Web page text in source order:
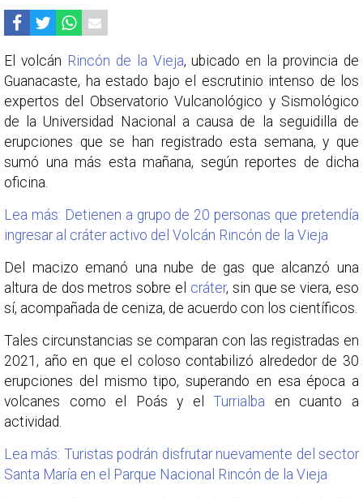
El volcán Rincón de la Vieja, ubicado en la provincia de
Guanacaste, ha estado bajo el escrutinio intenso de los
expertos del Observatorio Vulcanológico y Sismológico
de la Universidad Nacional a causa de la seguidilla de
erupciones que se han registrado esta semana, y que
sumó una más esta mañana, según reportes de dicha
oficina.
Lea más: Detienen a grupo de 20 personas que pretendía
ingresar al cráter activo del Volcán Rincón de la Vieja
Del macizo emanó una nube de gas que alcanzó una
altura de dos metros sobre el cráter, sin que se viera, eso
sí, acompañada de ceniza, de acuerdo con los científicos.
Tales circunstancias se comparan con las registradas en
2021, año en que el coloso contabilizó alrededor de 30
erupciones del mismo tipo, superando en esa época a
volcanes como el Poás y elTurrialba en cuanto a
actividad.
Lea más: Turistas podrán disfrutar nuevamente del sector
Santa María en el Parque Nacional Rincón de la Vieja